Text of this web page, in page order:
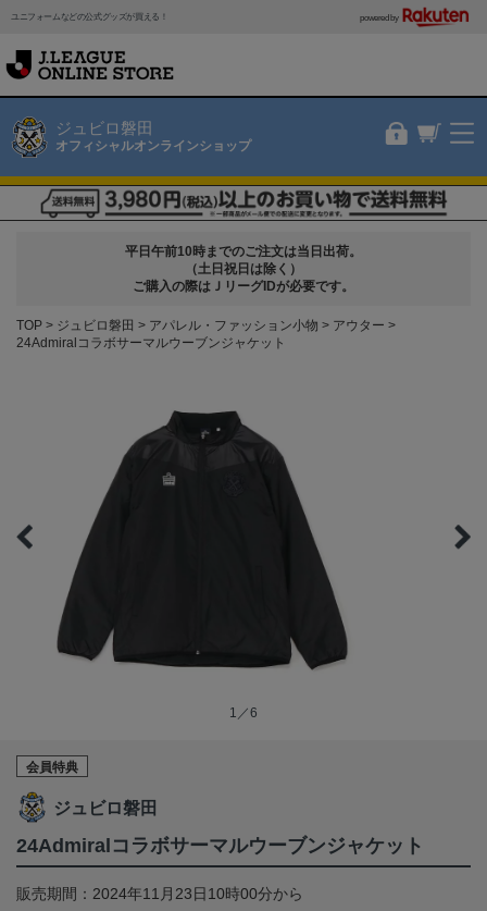
ユニフォームなどの公式グッズが買える！ powered by
ジュビロ磐田
オフィシャルオンラインショップ
平日午前10時までのご注文は当日出荷。
（土日祝日は除く）
ご購入の際はＪリーグIDが必要です。
TOP ジュビロ磐田 アパレル・ファッション小物
アウター
24Admiralコラボサーマルウーブンジャケット
1／6
会員特典
ジュビロ磐田
24Admiralコラボサーマルウーブンジャケット
販売期間：2024年11月23日10時00分から